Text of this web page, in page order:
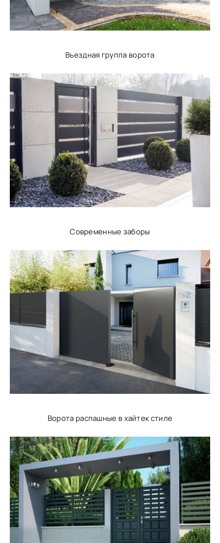
Въездная группа ворота
Современные заборы
Ворота распашные в хайтек стиле